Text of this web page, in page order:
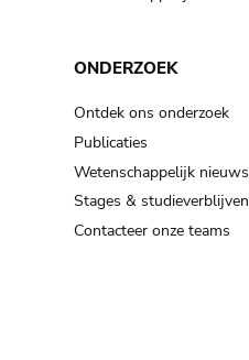
ONDERZOEK
Ontdek ons onderzoek
Publicaties
Wetenschappelijk nieuws
Stages & studieverblijven
Contacteer onze teams